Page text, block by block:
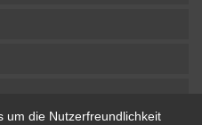
um die Nutzerfreundlichkeit